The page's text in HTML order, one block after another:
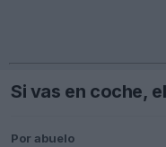
Si vas en coche,
Por abuelo